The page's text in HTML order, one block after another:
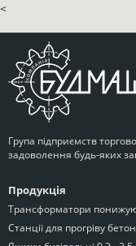
<
Група підприємств
задоволення будь-яких
Продукція
Трансформатори
Станції для прогріву